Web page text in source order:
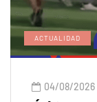
ACTUALIDAD
04/08/2026